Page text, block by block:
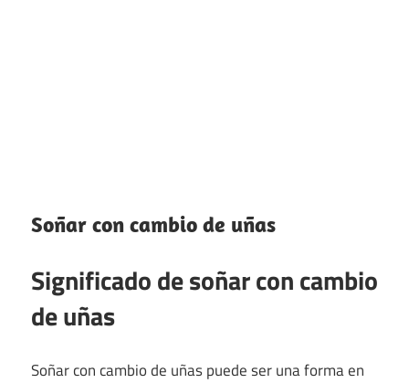
Soñar con cambio de uñas
Significado de soñar con cambio
de uñas
Soñar con cambio de uñas puede ser una forma en